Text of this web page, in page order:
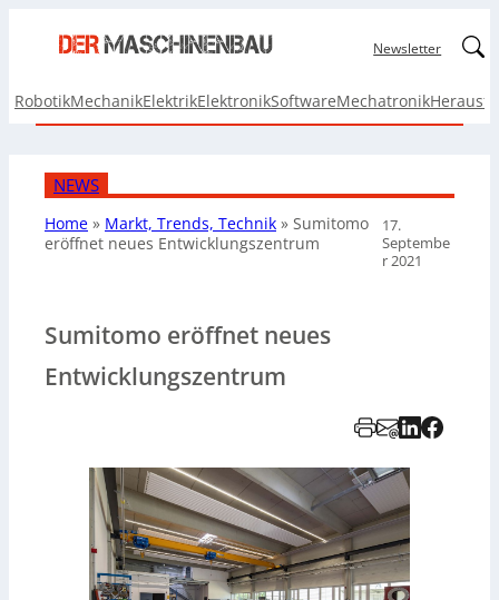
Newsletter
RobotikMechanikElektrikElektronikSoftwareMechatronik
NEWS
Home » Markt, Trends, Technik » Sumitomo
eröffnet neues Entwicklungszentrum
17.
Septembe
r 2021
Sumitomo eröffnet neues
Entwicklungszentrum